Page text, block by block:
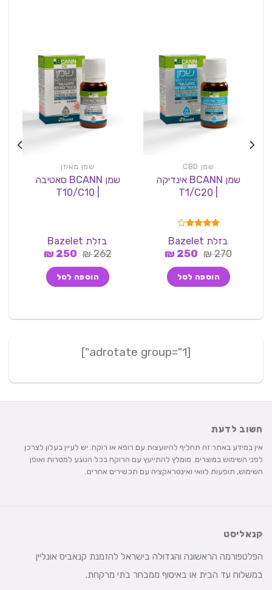
שמן CBD
שמן BCANN אינדיקה
דורג
4.00
מתוך 5
בזלת Bazelet
270
₪ המחיר
היה:
270 ₪.
250
₪המחיר
הוא:
250 ₪.
הוספה לסל
שמן מאוזן
שמן BCANN סאטיבה
בזלת Bazelet
262
₪ המחיר
היה:
262 ₪.
250
₪המחיר
הוא:
250 ₪.
הוספה לסל
חשוב לדעת
אין במידע באתר זה תחליף להיוועצות עם רופא או רוקח. יש לעיין בעלון לצרכן
לפני השימוש במוצרים. מומלץ להתייעץ עם הרוקח בכל הנוגע למטרות ואופן
השימוש, תופעות לוואי ואינטראקציה עם תכשירים אחרים.
קנאליסט
הפלטפורמה הראשונה והגדולה בישראל להזמנת קנאביס אונליין
במשלוח עד הבית או באיסוף ממבחר בתי מרקחת.